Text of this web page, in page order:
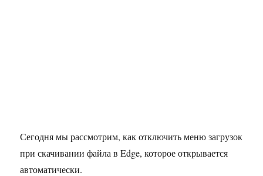
Сегодня мы рассмотрим, как отключить меню загрузок
при скачивании файла в Edge, которое открывается
автоматически.